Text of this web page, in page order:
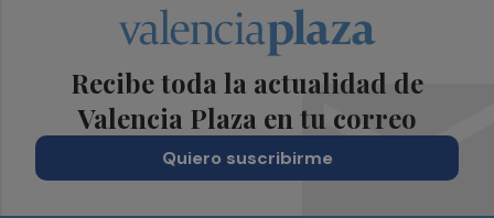
Recibe toda la actualidad de
Valencia Plaza en tu correo
Quiero suscribirme